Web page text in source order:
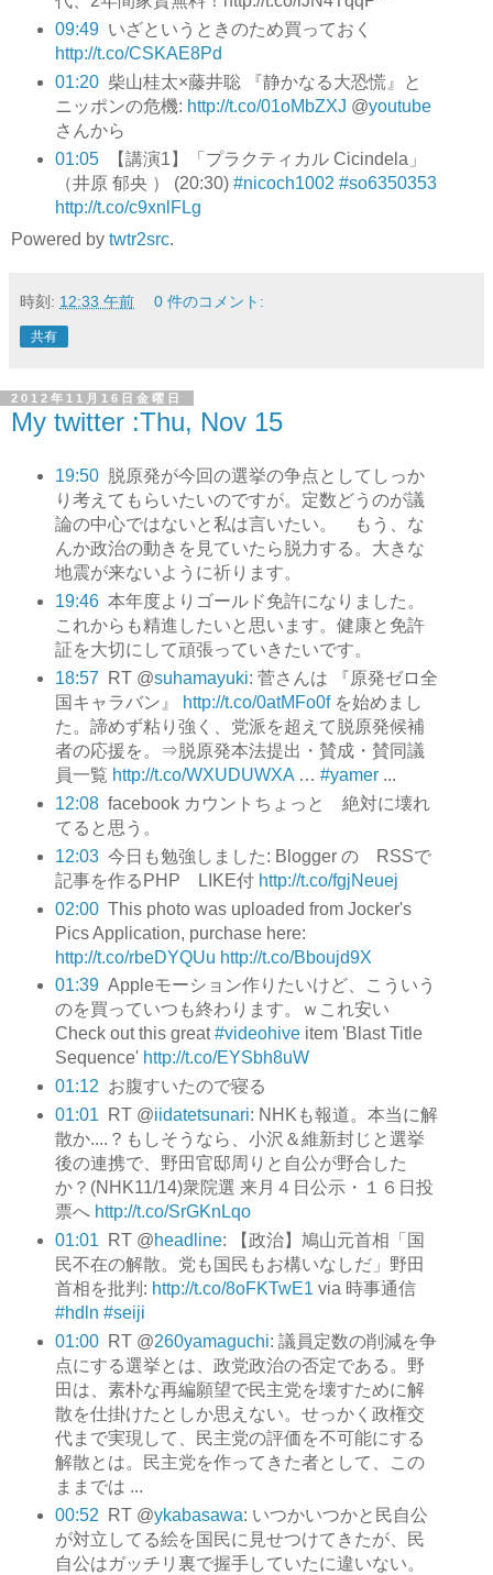
09:49 いざというときのため買っておく
http://t.co/CSKAE8Pd
01:20 柴山桂太×藤井聡 『静かなる大恐慌』と
ニッポンの危機: http://t.co/01oMbZXJ @youtube
さんから
01:05
【講演1】「プラクティカル Cicindela」
（井原 郁央 ） (20:30) #nicoch1002 #so6350353
http://t.co/c9xnlFLg
Powered by twtr2src.
時刻: 12:33 午前 0 件のコメント:
共有
2012年11月16日金曜日
My twitter :Thu, Nov 15
19:50
脱原発が今回の選挙の争点としてしっか
り考えてもらいたいのですが。定数どうのが議
論の中心ではないと私は言いたい。 もう、な
んか政治の動きを見ていたら脱力する。大きな
地震が来ないように祈ります。
19:46 本年度よりゴールド免許になりました。
これからも精進したいと思います。健康と免許
証を大切にして頑張っていきたいです。
18:57
RT @suhamayuki: 菅さんは 『原発ゼロ全
国キャラバン』
http://t.co/0atMFo0fを始めまし
た。諦めず粘り強く、党派を超えて脱原発候補
者の応援を。⇒脱原発本法提出・賛成・賛同議
員一覧 http://t.co/WXUDUWXA… #yamer...
12:08 facebook カウントちょっと 絶対に壊れ
てると思う。
12:03 今日も勉強しました: Blogger の RSSで
記事を作るPHP LIKE付 http://t.co/fgjNeuej
02:00 This photo was uploaded from Jocker's
Pics Application, purchase here:
http://t.co/rbeDYQUu http://t.co/Bboujd9X
01:39 Appleモーション作りたいけど、こういう
のを買っていつも終わります。ｗこれ安い
Check out this great#videohiveitem 'Blast Title
Sequence' http://t.co/EYSbh8uW
01:12 お腹すいたので寝る
01:01
RT @iidatetsunari: NHKも報道。本当に解
散か....？もしそうなら、小沢＆維新封じと選挙
後の連携で、野田官邸周りと自公が野合した
か？(NHK11/14)衆院選 来月４日公示・１６日投
票へ http://t.co/SrGKnLqo
01:01
RT @headline: 【政治】鳩山元首相「国
民不在の解散。党も国民もお構いなしだ」野田
首相を批判: http://t.co/8oFKTwE1 via 時事通信
#hdln #seiji
01:00
RT @260yamaguchi: 議員定数の削減を争
点にする選挙とは、政党政治の否定である。野
田は、素朴な再編願望で民主党を壊すために解
散を仕掛けたとしか思えない。せっかく政権交
代まで実現して、民主党の評価を不可能にする
解散とは。民主党を作ってきた者として、この
ままでは ...
00:52
RT @ykabasawa: いつかいつかと民自公
が対立してる絵を国民に見せつけてきたが、民
自公はガッチリ裏で握手していたに違いない。